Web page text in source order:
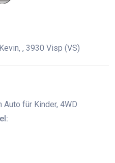
Kevin, , 3930 Visp (VS)
Auto für Kinder, 4WD